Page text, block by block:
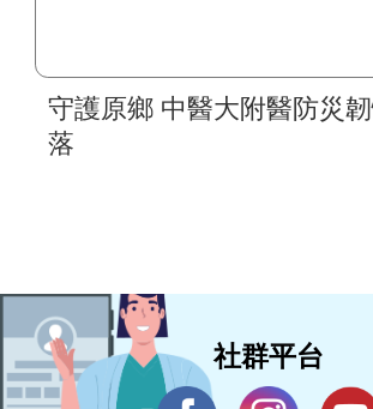
守護原鄉 中醫大附醫防災
落
社群平台